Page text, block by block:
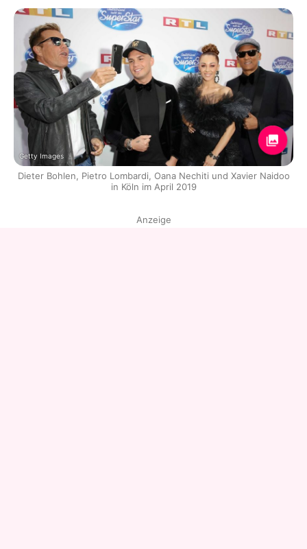
Getty Images
Dieter Bohlen, Pietro Lombardi, Oana Nechiti und Xavier Naidoo
in Köln im April 2019
Anzeige